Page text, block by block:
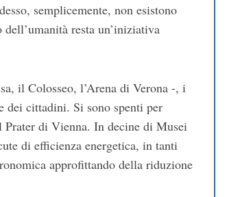
semplicemente, non esistono
resta un’iniziativa
il Colosseo, l’Arena di Verona -, i
dei cittadini. Si sono spenti per
di Vienna. In decine di Musei
di efficienza energetica, in tanti
approfittando della riduzione